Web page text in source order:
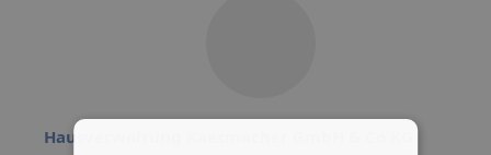
Hausverwaltung Kaesmacher GmbH & Co KG